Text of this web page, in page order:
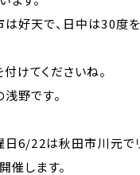
好天で、日中は30度
けてくださいね。
野です。
6/22は秋田市川元で
催します。